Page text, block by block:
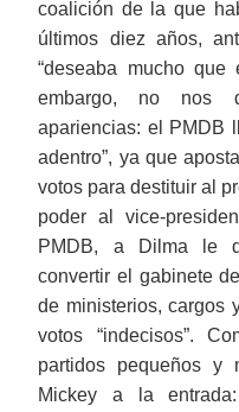
coalición de la que
últimos diez años,
“deseaba mucho
embargo, no nos
apariencias: el PMDB
adentro”, ya que
votos para destituir al
poder al vice-
PMDB, a Dilma le
convertir el gabinete
de ministerios, cargos
votos “indecisos”.
partidos pequeños y
Mickey a la